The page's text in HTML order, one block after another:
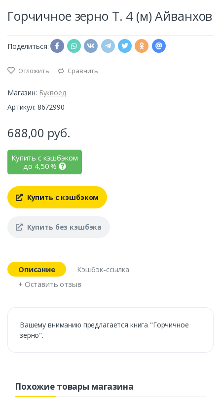
Горчичное зерно Т. 4 (м) Айванхов
Поделиться:
Отложить Сравнить
Магазин: Буквоед
Артикул: 8672990
688,00 руб.
Купить с кэшбэком
до 4,50%
Купить с кэшбэком
Купить без кэшбэка
Описание
Кэшбэк-ссылка
+ Оставить отзыв
Вашему вниманию предлагается книга "Горчичное
зерно".
Похожие товары магазина